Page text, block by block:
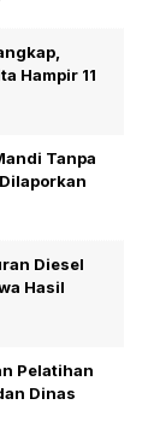
Hampir 11
Tanpa
Diesel
Hasil
Pelatihan
Dinas